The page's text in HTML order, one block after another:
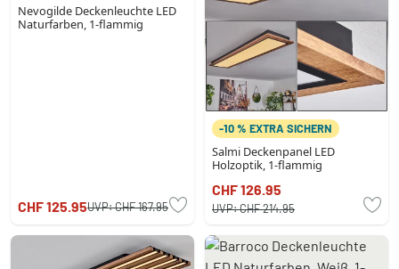
Nevogilde Deckenleuchte LED
Naturfarben, 1-flammig
CHF 125.95UVP:CHF 167.95
-10 % EXTRA SICHERN
Salmi Deckenpanel LED
Holzoptik, 1-flammig
CHF 126.95
UVP:CHF 214.95